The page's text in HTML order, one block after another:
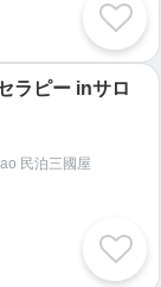
ラピー inサロ
民泊三國屋